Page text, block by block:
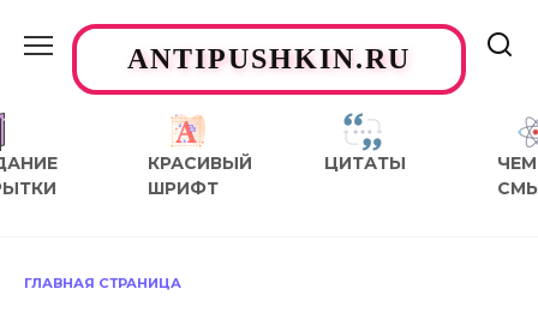
содержаниюANTIPUSHKIN.RU
КРАСИВЫЙ
ШРИФТ
ЦИТАТЫ
ЧЕМ
ГЛАВНАЯ СТРАНИЦА